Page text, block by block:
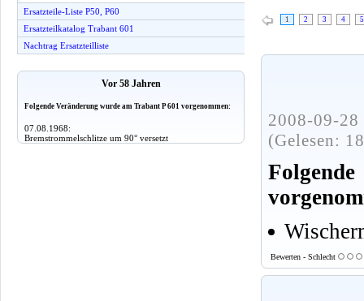
Ersatzteile-Liste P50, P60
Ersatzteilkatalog Trabant 601
Nachtrag Ersatzteilliste
Vor 58 Jahren
Folgende Veränderung wurde am Trabant P 601 vorgenommen:
07.08.1968:
Bremstrommelschlitze um 90° versetzt
1 2 3 4 5
2008-09-
(Gelesen:
Bewerten - Schlecht